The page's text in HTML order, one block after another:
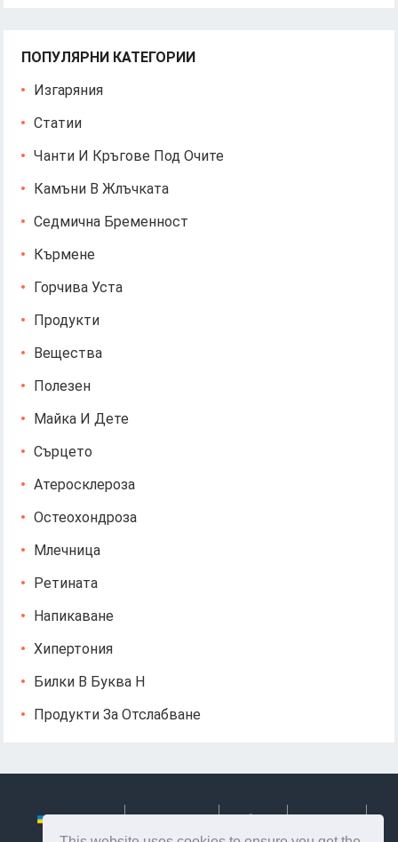
ПОПУЛЯРНИ КАТЕГОРИИ
Изгаряния
Статии
Чанти И Кръгове Под Очите
Камъни В Жлъчката
Седмична Бременност
Кърмене
Горчива Уста
Продукти
Вещества
Полезен
Майка И Дете
Сърцето
Атеросклероза
Остеохондроза
Млечница
Ретината
Напикаване
Хипертония
Билки В Буква Н
Продукти За Отслабване